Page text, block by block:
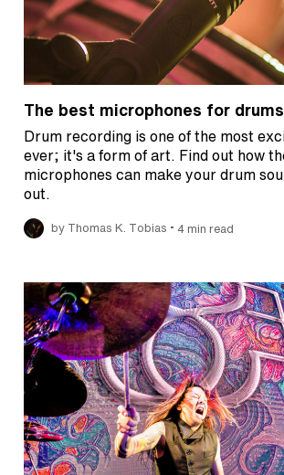
The best microphones for drums
Drum recording is one of the most
ever; it's a form of art. Find out how
microphones can make your drum
out.
by Thomas K. Tobias • 4 min read